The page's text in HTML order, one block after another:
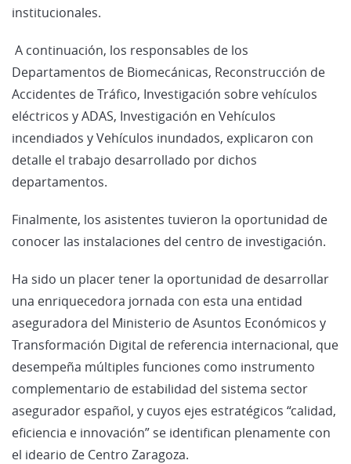
institucionales.
A continuación, los responsables de los
Departamentos de Biomecánicas, Reconstrucción de
Accidentes de Tráfico, Investigación sobre vehículos
eléctricos y ADAS, Investigación en Vehículos
incendiados y Vehículos inundados, explicaron con
detalle el trabajo desarrollado por dichos
departamentos.
Finalmente, los asistentes tuvieron la oportunidad de
conocer las instalaciones del centro de investigación.
Ha sido un placer tener la oportunidad de desarrollar
una enriquecedora jornada con esta una entidad
aseguradora del Ministerio de Asuntos Económicos y
Transformación Digital de referencia internacional, que
desempeña múltiples funciones como instrumento
complementario de estabilidad del sistema sector
asegurador español, y cuyos ejes estratégicos “calidad,
eficiencia e innovación” se identifican plenamente con
el ideario de Centro Zaragoza.